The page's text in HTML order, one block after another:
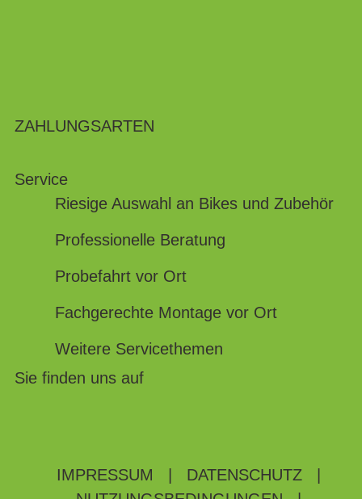
ZAHLUNGSARTEN
Service
Riesige Auswahl an Bikes und Zubehör
Professionelle Beratung
Probefahrt vor Ort
Fachgerechte Montage vor Ort
Weitere Servicethemen
Sie finden uns auf
IMPRESSUM DATENSCHUTZ